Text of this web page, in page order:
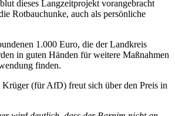
dieses Langzeitprojekt vorangebracht
Rotbauchunke, auch als persönliche
1.000 Euro, die der Landkreis
in guten Händen für weitere Maßnahmen
finden.
(für AfD) freut sich über den Preis in